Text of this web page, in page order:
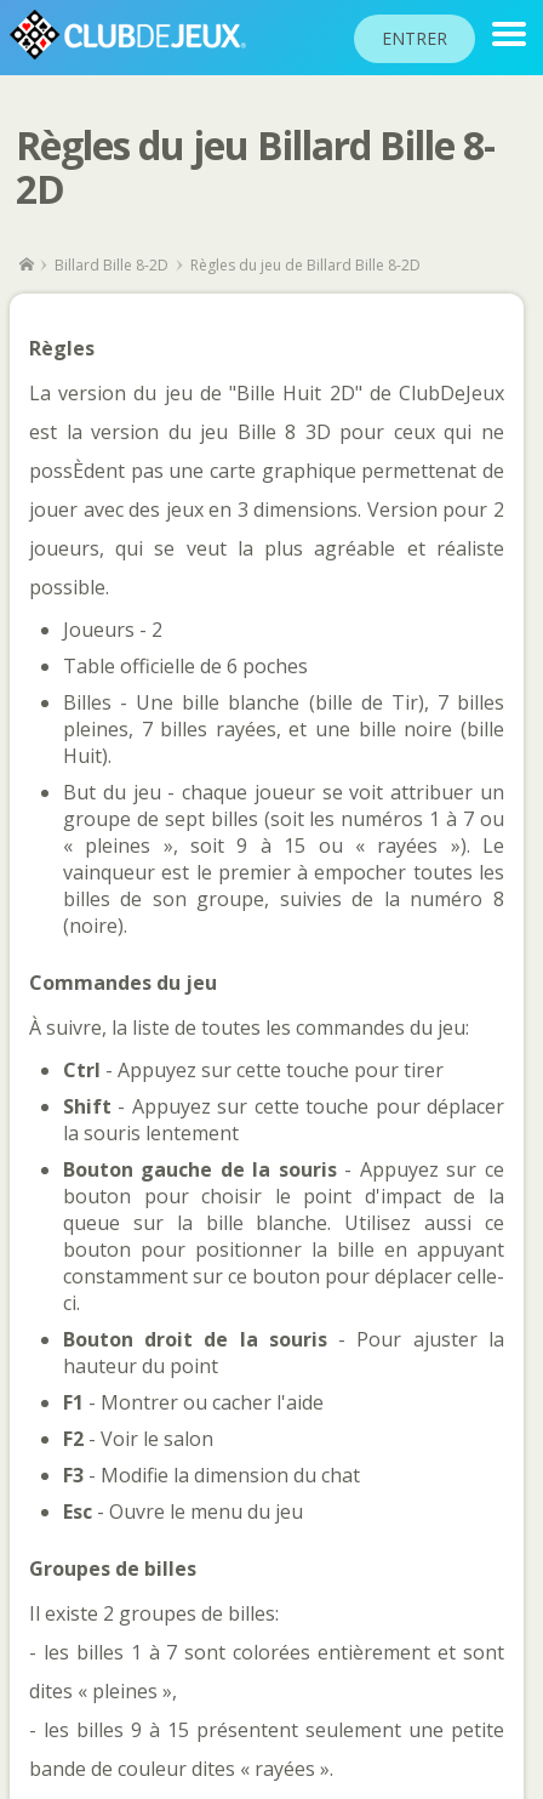
ENTRER
CLASSEMENTS
TOURNOIS
COMMUNAUTÉ
AIDE
PASSEPORT
JOUER
Langue du site
Règles du jeu Billard Bille 8-
2D
Billard Bille 8-2D Règles du jeu de Billard Bille 8-2D
Règles
La version du jeu de "Bille Huit 2D" de ClubDeJeux
est la version du jeu Bille 8 3D pour ceux qui ne
possÈdent pas une carte graphique permettenat de
jouer avec des jeux en 3 dimensions. Version pour 2
joueurs, qui se veut la plus agréable et réaliste
possible.
Joueurs - 2
Table officielle de 6 poches
Billes - Une bille blanche (bille de Tir), 7 billes
pleines, 7 billes rayées, et une bille noire (bille
Huit).
But du jeu - chaque joueur se voit attribuer un
groupe de sept billes (soit les numéros 1 à 7 ou
« pleines », soit 9 à 15 ou « rayées »). Le
vainqueur est le premier à empocher toutes les
billes de son groupe, suivies de la numéro 8
(noire).
Commandes du jeu
À suivre, la liste de toutes les commandes du jeu:
Ctrl - Appuyez sur cette touche pour tirer
Shift - Appuyez sur cette touche pour déplacer
la souris lentement
Bouton gauche de la souris - Appuyez sur ce
bouton pour choisir le point d'impact de la
queue sur la bille blanche. Utilisez aussi ce
bouton pour positionner la bille en appuyant
constamment sur ce bouton pour déplacer celle-
ci.
Bouton droit de la souris - Pour ajuster la
hauteur du point
F1 - Montrer ou cacher l'aide
F2 - Voir le salon
F3 - Modifie la dimension du chat
Esc - Ouvre le menu du jeu
Groupes de billes
Il existe 2 groupes de billes:
- les billes 1 à 7 sont colorées entièrement et sont
dites « pleines »,
- les billes 9 à 15 présentent seulement une petite
bande de couleur dites « rayées ».